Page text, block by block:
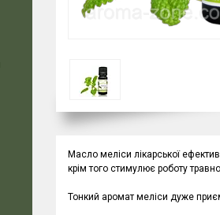
Масло меліси лікарської
крім того стимулює роботу
Тонкий аромат меліси дуже